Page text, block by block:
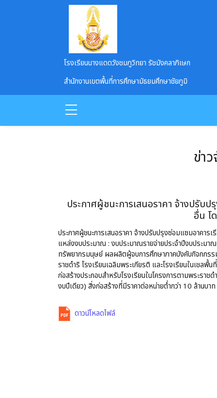
Skip to main content
โรงเรียนนางแดดวังชมภูวิทยา รัชมังคลาภิเษก
สำนักงานเขตพื้นที่การศึกษามัธยมศึกษาชัยภูมิ
ข่า
ประกาศผู้ชนะการเสนอราคา จ้างปรับ
อื่น โ
ประกาศผู้ชนะการเสนอราคา จ้างปรับปรุงซ่อมแซมอาคารเ
แหล่งงบประมาณ : งบประมาณรายจ่ายประจำปีงบประ
ทรัพยากรมนุษย์ ผลผลิตผู้จบการศึกษาภาคบังคับกิจกกรร
ราชดำริ โรงเรียนเฉลิมพระเกียรติ และโรงเรียนในเชล
ก่อสร้างประกอบสำหรับโรงเรียนในโครงการตามพระรา
งบปีเดียว) สิ่งก่อสร้างที่มีราคาต่อหน่ายต่ำกว่า 10 ล้านบาท
ดาวน์โหลดไฟล์